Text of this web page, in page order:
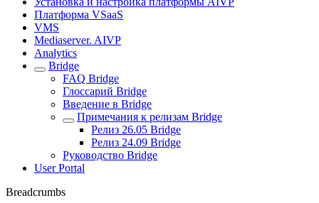
Платформа VSaaS
VMS
Mediaserver. AIVP
Analytics
Bridge
FAQ Bridge
Глоссарий Bridge
Введение в Bridge
Примечaния к релизам Bridge
Релиз 26.05 Bridge
Релиз 24.09 Bridge
Руководство Bridge
User Portal
Breadcrumbs